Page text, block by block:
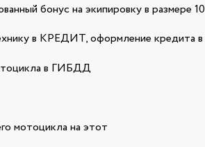
бонус на экипировку в размере
в КРЕДИТ, оформление кредита в
в ГИБДД
мотоцикла на этот